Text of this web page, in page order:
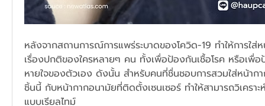
หลังจากสถานการณ์การแพร่ระบาดของโควิด-19 ทำให้การใส่
เรื่องปกติของใครหลายๆ คน ทั้งเพื่อป้องกันเชื้อโรค หรือเพื่
หายใจของตัวเอง ดังนั้น สำหรับคนที่ชื่นชอบการสวมใส่หน้าก
ชิ้นนี้ กับหน้ากากอนามัยที่ติดตั้งเซนเซอร์ ทำให้สามารถวิเครา
แบบเรียลไทม์